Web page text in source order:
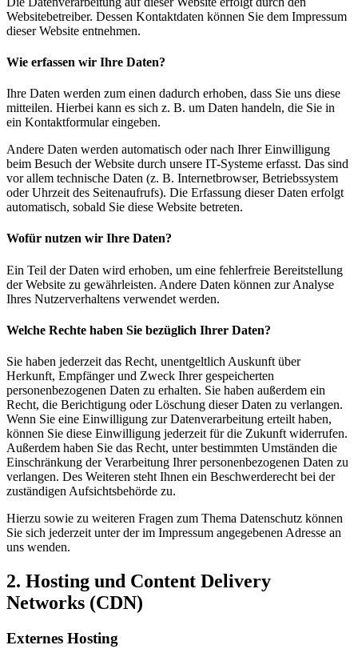
Websitebetreiber. Dessen Kontaktdaten können Sie dem Impressum
dieser Website entnehmen.
Wie erfassen wir Ihre Daten?
Ihre Daten werden zum einen dadurch erhoben, dass Sie uns diese
mitteilen. Hierbei kann es sich z. B. um Daten handeln, die Sie in
ein Kontaktformular eingeben.
Andere Daten werden automatisch oder nach Ihrer Einwilligung
beim Besuch der Website durch unsere IT-Systeme erfasst. Das sind
vor allem technische Daten (z. B. Internetbrowser, Betriebssystem
oder Uhrzeit des Seitenaufrufs). Die Erfassung dieser Daten erfolgt
automatisch, sobald Sie diese Website betreten.
Wofür nutzen wir Ihre Daten?
Ein Teil der Daten wird erhoben, um eine fehlerfreie Bereitstellung
der Website zu gewährleisten. Andere Daten können zur Analyse
Ihres Nutzerverhaltens verwendet werden.
Welche Rechte haben Sie bezüglich Ihrer Daten?
Sie haben jederzeit das Recht, unentgeltlich Auskunft über
Herkunft, Empfänger und Zweck Ihrer gespeicherten
personenbezogenen Daten zu erhalten. Sie haben außerdem ein
Recht, die Berichtigung oder Löschung dieser Daten zu verlangen.
Wenn Sie eine Einwilligung zur Datenverarbeitung erteilt haben,
können Sie diese Einwilligung jederzeit für die Zukunft widerrufen.
Außerdem haben Sie das Recht, unter bestimmten Umständen die
Einschränkung der Verarbeitung Ihrer personenbezogenen Daten zu
verlangen. Des Weiteren steht Ihnen ein Beschwerderecht bei der
zuständigen Aufsichtsbehörde zu.
Hierzu sowie zu weiteren Fragen zum Thema Datenschutz können
Sie sich jederzeit unter der im Impressum angegebenen Adresse an
uns wenden.
2. Hosting und Content Delivery
Networks (CDN)
Externes Hosting